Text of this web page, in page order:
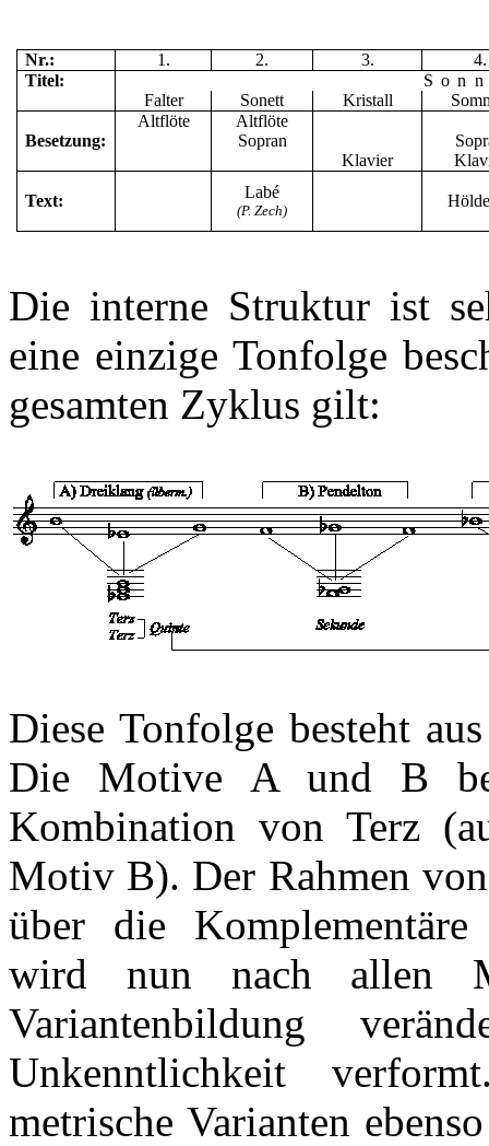
Nr.: 1. 2. 3.
4.
Titel:
Falter
Sonett Kristall
Besetzung:
Altflöte
Altflöte
Sopran
Klavier
Text: Labé
(P. Zech)
Die interne Struktur ist
eine einzige Tonfolge
gesamten Zyklus gilt:
Diese Tonfolge besteht
Die Motive A und B
Kombination von Terz
Motiv B). Der Rahmen
über die
wird nun nach allen
Variantenbildung
Unkenntlichkeit
metrische Varianten